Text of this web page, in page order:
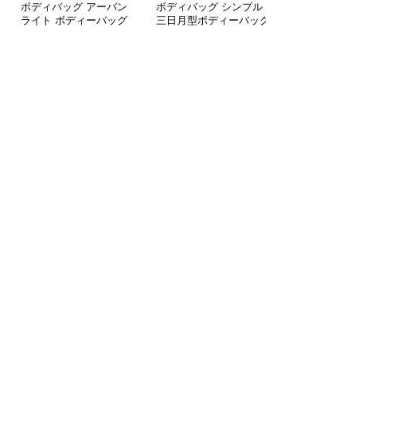
ボディバッグ アーバン
ライト ボディーバッグ
ボディバッグ シンプル
三日月型ボディーバッグ